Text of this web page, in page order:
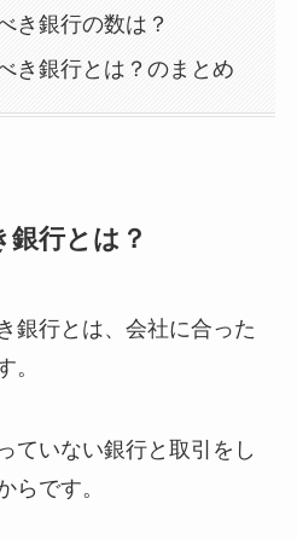
き銀行の数は？
き銀行とは？のまとめ
行とは？
銀行とは、会社に合った
。
ていない銀行と取引をし
らです。